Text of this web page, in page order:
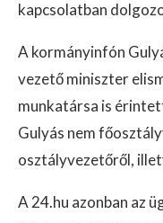
kapcsolatban
A kormányinfón
vezető miniszter
munkatársa is
Gulyás nem
osztályvezetőről,
A 24.hu azonban az